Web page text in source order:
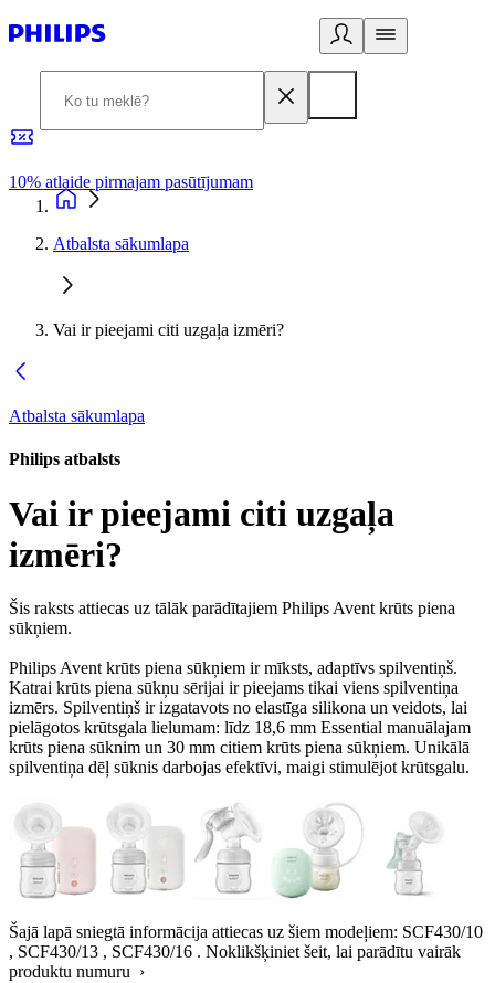
10% atlaide pirmajam pasūtījumam
Atbalsta sākumlapa
Vai ir pieejami citi uzgaļa izmēri?
Atbalsta sākumlapa
Philips atbalsts
Vai ir pieejami citi uzgaļa
izmēri?
Šis raksts attiecas uz tālāk parādītajiem Philips Avent krūts piena
sūkņiem.
Philips Avent krūts piena sūkņiem ir mīksts, adaptīvs spilventiņš.
Katrai krūts piena sūkņu sērijai ir pieejams tikai viens spilventiņa
izmērs. Spilventiņš ir izgatavots no elastīga silikona un veidots, lai
pielāgotos krūtsgala lielumam: līdz 18,6 mm Essential manuālajam
krūts piena sūknim un 30 mm citiem krūts piena sūkņiem. Unikālā
spilventiņa dēļ sūknis darbojas efektīvi, maigi stimulējot krūtsgalu.
Šajā lapā sniegtā informācija attiecas uz šiem modeļiem: SCF430/10
, SCF430/13 , SCF430/16 . Noklikšķiniet šeit, lai parādītu vairāk
produktu numuru ›